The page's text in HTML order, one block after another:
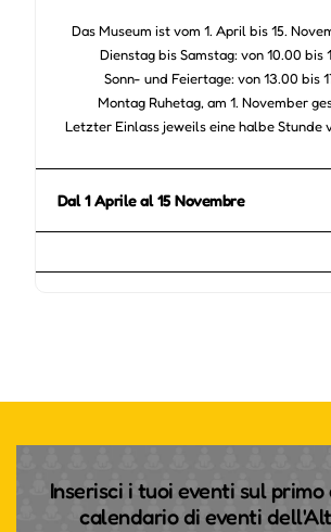
Das Museum ist vom 1. April bis 15.
Dienstag bis Samstag: von 10.00 bis
Sonn- und Feiertage: von 13.00 bis
Montag Ruhetag, am 1. November
Letzter Einlass jeweils eine halbe Stunde
Dal 1 Aprile al 15 Novembre
Inserisci i tuoi eventi sul primo
calendario di eventi